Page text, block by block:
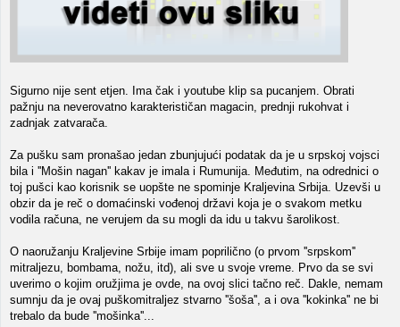
Sigurno nije sent etjen. Ima čak i youtube klip sa pucanjem. Obrati
pažnju na neverovatno karakterističan magacin, prednji rukohvat i
zadnjak zatvarača.
Za pušku sam pronašao jedan zbunjujući podatak da je u srpskoj vojsci
bila i ''Mošin nagan'' kakav je imala i Rumunija. Međutim, na odrednici o
toj pušci kao korisnik se uopšte ne spominje Kraljevina Srbija. Uzevši u
obzir da je reč o domaćinski vođenoj državi koja je o svakom metku
vodila računa, ne verujem da su mogli da idu u takvu šarolikost.
O naoružanju Kraljevine Srbije imam poprilično (o prvom ''srpskom''
mitraljezu, bombama, nožu, itd), ali sve u svoje vreme. Prvo da se svi
uverimo o kojim oružjima je ovde, na ovoj slici tačno reč. Dakle, nemam
sumnju da je ovaj puškomitraljez stvarno ''šoša'', a i ova ''kokinka'' ne bi
trebalo da bude ''mošinka''...